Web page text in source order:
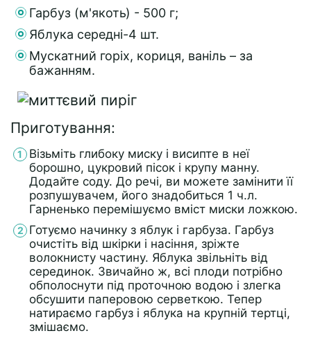
Гарбуз (м'якоть) - 500 г;
Яблука середні-4 шт.
Мускатний горіх, кориця, ваніль – за
бажанням.
Приготування:
Візьміть глибоку миску і висипте в неї
борошно, цукровий пісок і крупу манну.
Додайте соду. До речі, ви можете замінити її
розпушувачем, його знадобиться 1 ч.л.
Гарненько перемішуємо вміст миски ложкою.
Готуємо начинку з яблук і гарбуза. Гарбуз
очистіть від шкірки і насіння, зріжте
волокнисту частину. Яблука звільніть від
серединок. Звичайно ж, всі плоди потрібно
обполоснути під проточною водою і злегка
обсушити паперовою серветкою. Тепер
натираємо гарбуз і яблука на крупній тертці,
змішаємо.